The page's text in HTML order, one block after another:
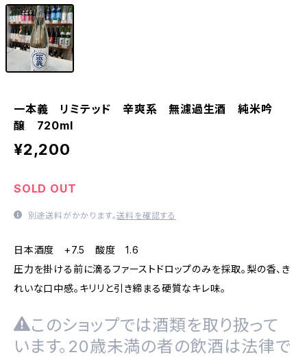
一本義 リミテッド 辛爽系 無濾過生酒 純米吟
醸 720ml
¥2,200
SOLD OUT
別途送料がかかります。送料を確認する
日本酒度 +7.5 酸度 1.6
圧力を掛ける前に滴るファーストドロップのみを採取。梨の香、き
れいな口中感。キリリと引き締まる硬質なキレ味。
このショップでは酒類を取り扱って
います。20歳未満の者の飲酒は法律で